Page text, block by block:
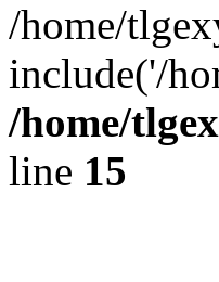
/home/
include('/
/home/
line 15